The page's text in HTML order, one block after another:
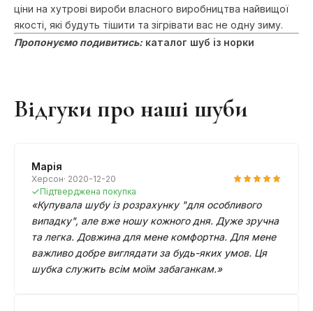
ціни на хутрові вироби власного виробництва найвищої
якості, які будуть тішити та зігрівати вас не одну зиму.
Пропонуємо подивитись: каталог шуб із норки
Відгуки про наші шуби
Марія
Херсон· 2020-12-20
Підтверджена покупка
«Купувала шубу із розрахунку "для особливого
випадку", але вже ношу кожного дня. Дуже зручна
та легка. Довжина для мене комфортна. Для мене
важливо добре виглядати за будь-яких умов. Ця
шубка служить всім моїм забаганкам.»